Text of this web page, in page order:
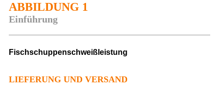
ABBILDUNG 1
Einführung
Fischschuppenschweißleistung
LIEFERUNG UND VERSAND